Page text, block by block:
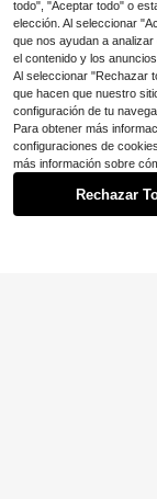
todo", "Aceptar todo" o
elección. Al seleccionar
que nos ayudan a
el contenido y los
Al seleccionar "Rechazar
que hacen que nuestro
configuración de tu
Para obtener más
configuraciones de
más información sobre
Rechazar